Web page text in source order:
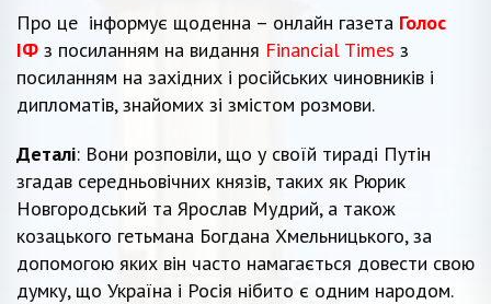
Про це інформує щоденна – онлайн газета Голос
ІФ з посиланням на видання Financial Times з
посиланням на західних і російських чиновників і
дипломатів, знайомих зі змістом розмови.
Деталі: Вони розповіли, що у своїй тираді Путін
згадав середньовічних князів, таких як Рюрик
Новгородський та Ярослав Мудрий, а також
козацького гетьмана Богдана Хмельницького, за
допомогою яких він часто намагається довести свою
думку, що Україна і Росія нібито є одним народом.